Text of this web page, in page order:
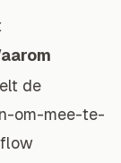
de
om-mee-te-